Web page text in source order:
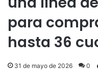
para
hasta 36
31 de mayo de 2026 0